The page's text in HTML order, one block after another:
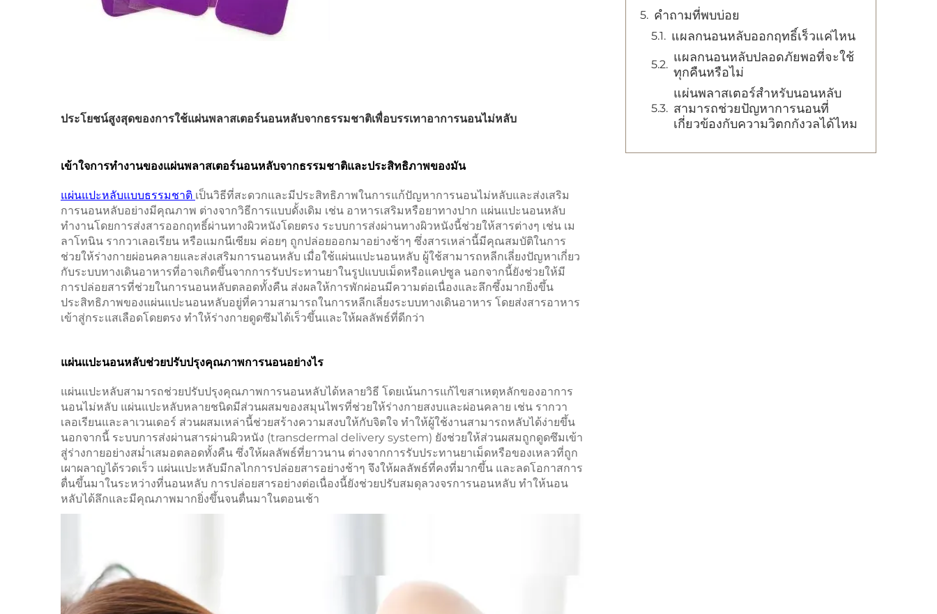
ประโยชน์สูงสุดของการใช้แผ่นพลาสเตอร์นอนหลับจากธรรมชาติเพื่อบรรเทาอาการนอนไม่หลับ
เข้าใจการทำงานของแผ่นพลาสเตอร์นอนหลับจากธรรมชาติและประสิทธิภาพของมัน
แผ่นแปะหลับแบบธรรมชาติ เป็นวิธีที่สะดวกและมีประสิทธิภาพในการแก้ปัญหาการนอนไม่หลับและส่งเสริม
การนอนหลับอย่างมีคุณภาพ ต่างจากวิธีการแบบดั้งเดิม เช่น อาหารเสริมหรือยาทางปาก แผ่นแปะนอนหลับ
ทำงานโดยการส่งสารออกฤทธิ์ผ่านทางผิวหนังโดยตรง ระบบการส่งผ่านทางผิวหนังนี้ช่วยให้สารต่างๆ เช่น เม
ลาโทนิน รากวาเลอเรียน หรือแมกนีเซียม ค่อยๆ ถูกปล่อยออกมาอย่างช้าๆ ซึ่งสารเหล่านี้มีคุณสมบัติในการ
ช่วยให้ร่างกายผ่อนคลายและส่งเสริมการนอนหลับ เมื่อใช้แผ่นแปะนอนหลับ ผู้ใช้สามารถหลีกเลี่ยงปัญหาเกี่ยว
กับระบบทางเดินอาหารที่อาจเกิดขึ้นจากการรับประทานยาในรูปแบบเม็ดหรือแคปซูล นอกจากนี้ยังช่วยให้มี
การปล่อยสารที่ช่วยในการนอนหลับตลอดทั้งคืน ส่งผลให้การพักผ่อนมีความต่อเนื่องและลึกซึ้งมากยิ่งขึ้น
ประสิทธิภาพของแผ่นแปะนอนหลับอยู่ที่ความสามารถในการหลีกเลี่ยงระบบทางเดินอาหาร โดยส่งสารอาหาร
เข้าสู่กระแสเลือดโดยตรง ทำให้ร่างกายดูดซึมได้เร็วขึ้นและให้ผลลัพธ์ที่ดีกว่า
แผ่นแปะนอนหลับช่วยปรับปรุงคุณภาพการนอนอย่างไร
แผ่นแปะหลับสามารถช่วยปรับปรุงคุณภาพการนอนหลับได้หลายวิธี โดยเน้นการแก้ไขสาเหตุหลักของอาการ
นอนไม่หลับ แผ่นแปะหลับหลายชนิดมีส่วนผสมของสมุนไพรที่ช่วยให้ร่างกายสงบและผ่อนคลาย เช่น รากวา
เลอเรียนและลาเวนเดอร์ ส่วนผสมเหล่านี้ช่วยสร้างความสงบให้กับจิตใจ ทำให้ผู้ใช้งานสามารถหลับได้ง่ายขึ้น
นอกจากนี้ ระบบการส่งผ่านสารผ่านผิวหนัง (transdermal delivery system) ยังช่วยให้ส่วนผสมถูกดูดซึมเข้า
สู่ร่างกายอย่างสม่ำเสมอตลอดทั้งคืน ซึ่งให้ผลลัพธ์ที่ยาวนาน ต่างจากการรับประทานยาเม็ดหรือของเหลวที่ถูก
เผาผลาญได้รวดเร็ว แผ่นแปะหลับมีกลไกการปล่อยสารอย่างช้าๆ จึงให้ผลลัพธ์ที่คงที่มากขึ้น และลดโอกาสการ
ตื่นขึ้นมาในระหว่างที่นอนหลับ การปล่อยสารอย่างต่อเนื่องนี้ยังช่วยปรับสมดุลวงจรการนอนหลับ ทำให้นอน
หลับได้ลึกและมีคุณภาพมากยิ่งขึ้นจนตื่นมาในตอนเช้า
คำถามที่พบบ่อย
แผลกนอนหลับออกฤทธิ์เร็วแค่ไหน
แผลกนอนหลับปลอดภัยพอที่จะใช้
ทุกคืนหรือไม่
แผ่นพลาสเตอร์สำหรับนอนหลับ
สามารถช่วยปัญหาการนอนที่
เกี่ยวข้องกับความวิตกกังวลได้ไหม